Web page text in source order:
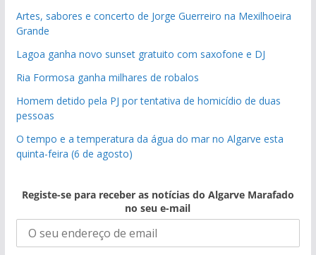
Artes, sabores e concerto de Jorge Guerreiro na Mexilhoeira
Grande
Lagoa ganha novo sunset gratuito com saxofone e DJ
Ria Formosa ganha milhares de robalos
Homem detido pela PJ por tentativa de homicídio de duas
pessoas
O tempo e a temperatura da água do mar no Algarve esta
quinta-feira (6 de agosto)
Registe-se para receber as notícias do Algarve Marafado
no seu e-mail